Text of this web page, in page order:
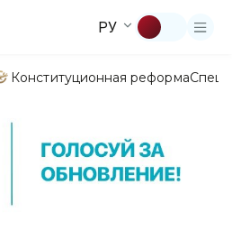
РУ
Конституционная реформа